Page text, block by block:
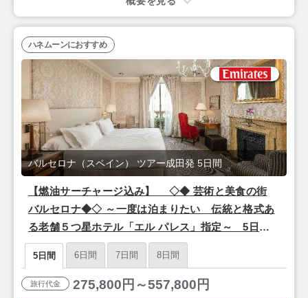
【燃油サーチャージ込み】 ◇◆ 芸術と美食の街
バルセロナ◆◇ ～一度は泊まりたい 伝統と格式あ
る老舗５つ星ホテル「エル パレス」指定～ 5日間
【成田夜発/エミレーツ航空利用】
バルセロナ（スペイン） ツアー成田発 5日間
ハネムーンにおすすめ
5日間 6日間 7日間 8日間
旅行代金 275,800円～557,800円